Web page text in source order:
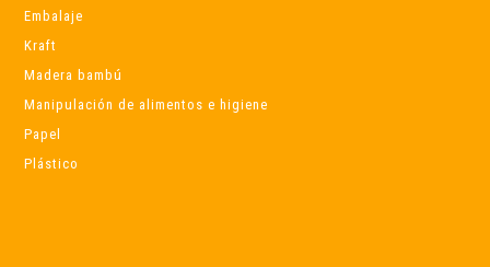
Embalaje
Kraft
Madera bambú
Manipulación de alimentos e higiene
Papel
Plástico